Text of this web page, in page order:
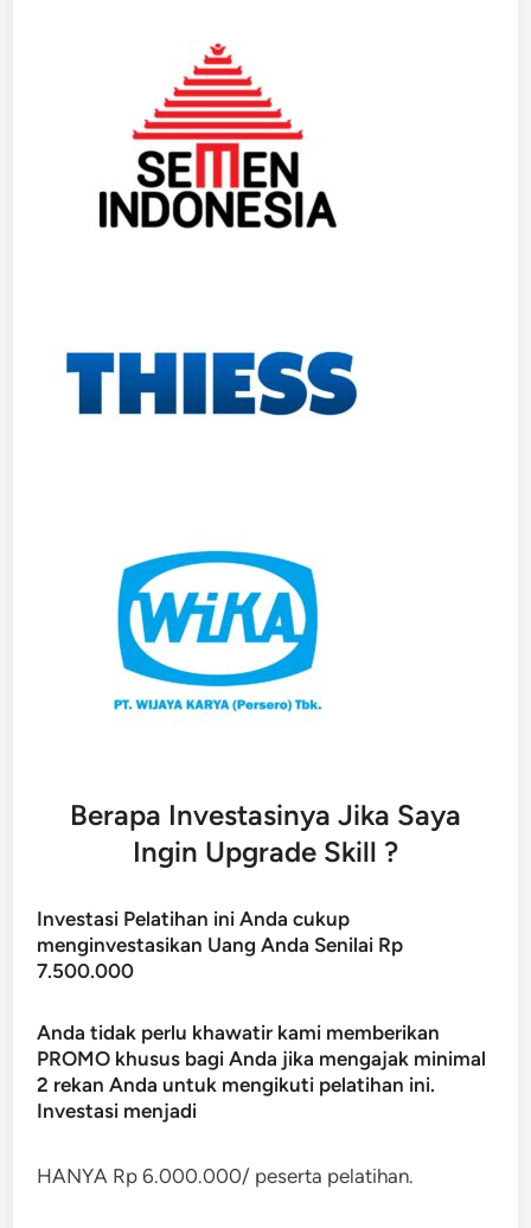
Berapa Investasinya Jika Saya
Ingin Upgrade Skill ?
Investasi Pelatihan ini Anda cukup
menginvestasikan Uang Anda Senilai Rp
7.500.000
Anda tidak perlu khawatir kami memberikan
PROMO khusus bagi Anda jika mengajak minimal
2 rekan Anda untuk mengikuti pelatihan ini.
Investasi menjadi
HANYA Rp 6.000.000/ peserta pelatihan.